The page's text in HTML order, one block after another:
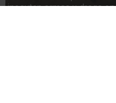
incautan armas y droga en